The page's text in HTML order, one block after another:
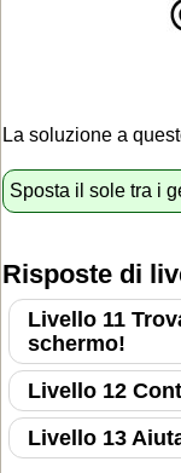
La soluzione a
Sposta il sole tra i
Risposte di
Livello 11
schermo!
Livello 12
Livello 13